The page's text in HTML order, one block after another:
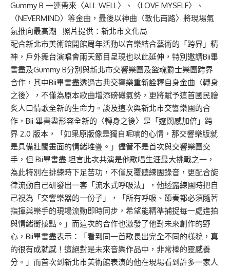
Gummy B 一連帶來〈ALL WELL〉、〈LOVE MYSELF〉、
〈NEVERMIND〉等金曲，最後以神曲〈敦化南路〉將現場氣
氛推向最高潮 照片提供：新北市文化局
配合新北市美術館開館周年活動以音樂結合藝術的「跨界」精
神，戶外舞台演唱會兩天節目呈現也以此延伸，特別邀請Bii畢
書盡及Gummy B分別與新北市交響樂團及盜魂爵士樂團跨界
合作，其中Bii畢書盡透過古典交響樂重新詮釋自身金曲〈轉身
之後〉，不僅為原本歌曲增添磅礡氣勢，更將賦予這首國民膾
炙人口情歌全新的生命力。談及這次與新北市交響樂團的合
作，Bii 畢書盡形容全新的〈轉身之後〉是「遼闊感加倍」跨
界 2.0 版本，「如果原版像是獨自呢喃的心情，那交響樂版就
是具備壯闊畫面的情緒堆疊。」儘管不是首次與交響樂團交
手，但 Bii畢書盡 坦言此次共演是他歌唱生涯最大挑戰之一，
為此特別在排練時下足苦功，不僅反覆聽練團錄音，更配合旋
律流動自己研發出一套「流水式呼吸法」，他透露練團時把自
己視為「交響樂器的一份子」，「所有呼吸、節奏都必須隨著
指揮與樂手的現場流動即時同步，希望能精準捕捉每一處進拍
與情緒銜接點。」而這次的合作也激發了他對未來創作的野
心，Bii畢書盡表示：「看到同一首歌長出完全不同的樣貌，真
的很有成就感！這絕對是未來音樂作品中，非常棒的靈感養
分。」而首次到新北市美術館表演的他在現場看到許多一家人